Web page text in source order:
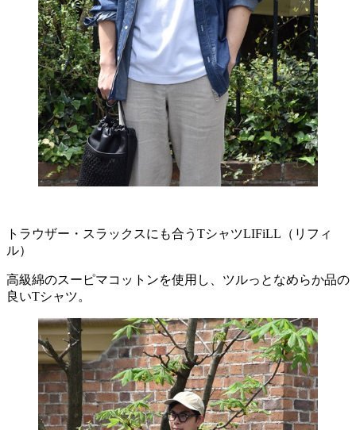
トラウザー・スラックスにも合うTシャツLIFiLL（リフィ
ル）
高級綿のスーピマコットンを使用し、ツルっとなめらか品の
良いTシャツ。